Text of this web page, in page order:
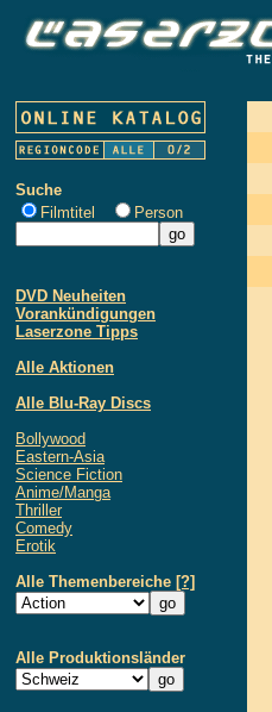
Suche
Filmtitel
Person
DVD Neuheiten
Vorankündigungen
Laserzone Tipps
Alle Aktionen
Alle Blu-Ray Discs
Bollywood
Eastern-Asia
Science Fiction
Anime/Manga
Thriller
Comedy
Erotik
Alle Themenbereiche [?]
Alle Produktionsländer